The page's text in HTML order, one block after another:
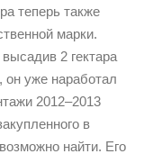
теперь также
марки.
2 гектара
он уже наработал
2012–2013
в
найти. Его